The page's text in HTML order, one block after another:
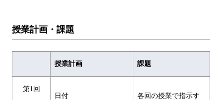
授業計画・課題
授業計画 課題
第1回
日付
各回の授業で指示す